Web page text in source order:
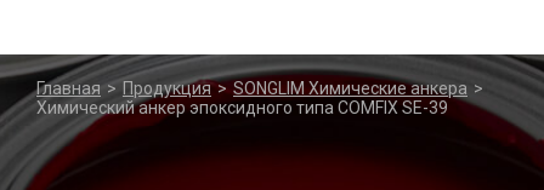
Главная > Продукция > SONGLIM Химические анкера >
Химический анкер эпоксидного типа COMFIX SE-39